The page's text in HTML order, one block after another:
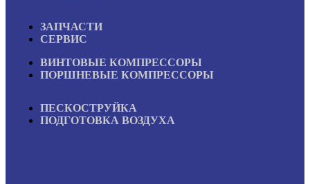
ЗАПЧАСТИ
СЕРВИС
ВИНТОВЫЕ КОМПРЕССОРЫ
ПОРШНЕВЫЕ КОМПРЕССОРЫ
ПЕСКОСТРУЙКА
ПОДГОТОВКА ВОЗДУХА